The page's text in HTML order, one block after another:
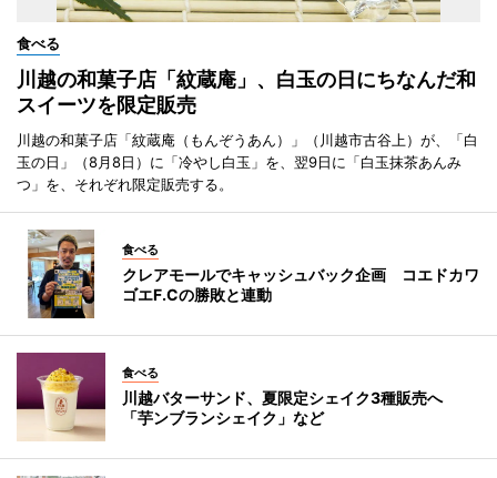
食べる
川越の和菓子店「紋蔵庵」、白玉の日にちなんだ和
スイーツを限定販売
川越の和菓子店「紋蔵庵（もんぞうあん）」（川越市古谷上）が、「白
玉の日」（8月8日）に「冷やし白玉」を、翌9日に「白玉抹茶あんみ
つ」を、それぞれ限定販売する。
食べる
クレアモールでキャッシュバック企画 コエドカワ
ゴエF.Cの勝敗と連動
食べる
川越バターサンド、夏限定シェイク3種販売へ
「芋ンブランシェイク」など